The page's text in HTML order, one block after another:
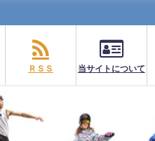
ＲＳＳ 当サイトについて